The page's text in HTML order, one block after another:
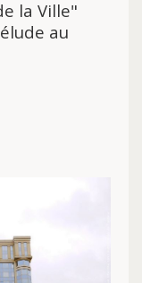
la Ville"
au